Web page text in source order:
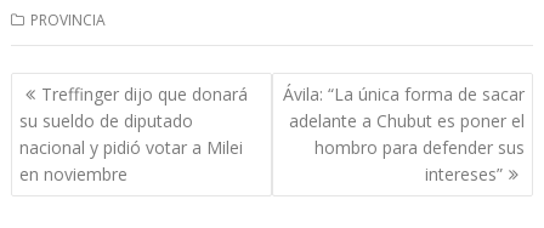
PROVINCIA
Navegación
de
entradas
Treffinger dijo que donará
su sueldo de diputado
nacional y pidió votar a Milei
en noviembre
Ávila: “La única forma de sacar
adelante a Chubut es poner el
hombro para defender sus
intereses”